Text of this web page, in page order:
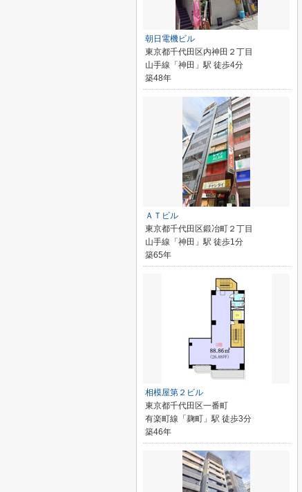
朝日電機ビル
東京都千代田区内神田２丁目
山手線「神田」駅 徒歩4分
築48年
ＡＴビル
東京都千代田区鍛冶町２丁目
山手線「神田」駅 徒歩1分
築65年
相模屋第２ビル
東京都千代田区一番町
有楽町線「麹町」駅 徒歩3分
築46年